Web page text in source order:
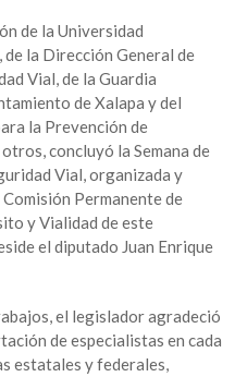
de la Universidad
de la Dirección General de
Vial, de la Guardia
de Xalapa y del
la Prevención de
concluyó la Semana de
Vial, organizada y
Permanente de
y Vialidad de este
el diputado Juan Enrique
el legislador agradeció
de especialistas en cada
estatales y federales,